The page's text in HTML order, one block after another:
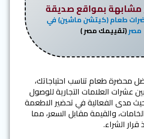
بمواقع صديقة
طعام (كيتشن ماشين) في
مصر(تقييمك مصر )
محضرة طعام تناسب احتياجاتك،
عشرات العلامات التجارية للوصول
مدى الفعالية في تحضير الاطعمة
والقيمة مقابل السعر، مما
الشراء.